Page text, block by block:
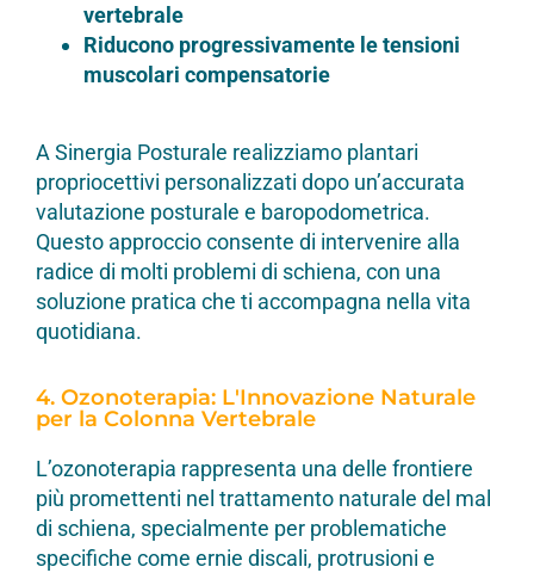
vertebrale
Riducono progressivamente le tensioni
muscolari compensatorie
A Sinergia Posturale realizziamo plantari
propriocettivi personalizzati dopo un’accurata
valutazione posturale e baropodometrica.
Questo approccio consente di intervenire alla
radice di molti problemi di schiena, con una
soluzione pratica che ti accompagna nella vita
quotidiana.
4. Ozonoterapia: L'Innovazione Naturale
per la Colonna Vertebrale
L’ozonoterapia rappresenta una delle frontiere
più promettenti nel trattamento naturale del mal
di schiena, specialmente per problematiche
specifiche come ernie discali, protrusioni e